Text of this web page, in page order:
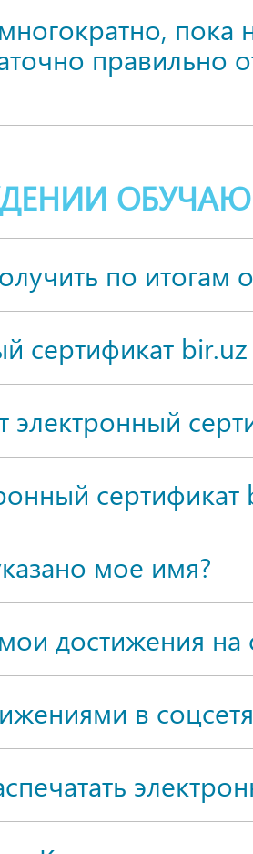
правильно
по итогам
сертификат bir.uz
электронный
сертификат
мое имя?
достижения на
в